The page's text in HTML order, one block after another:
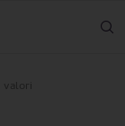
valori